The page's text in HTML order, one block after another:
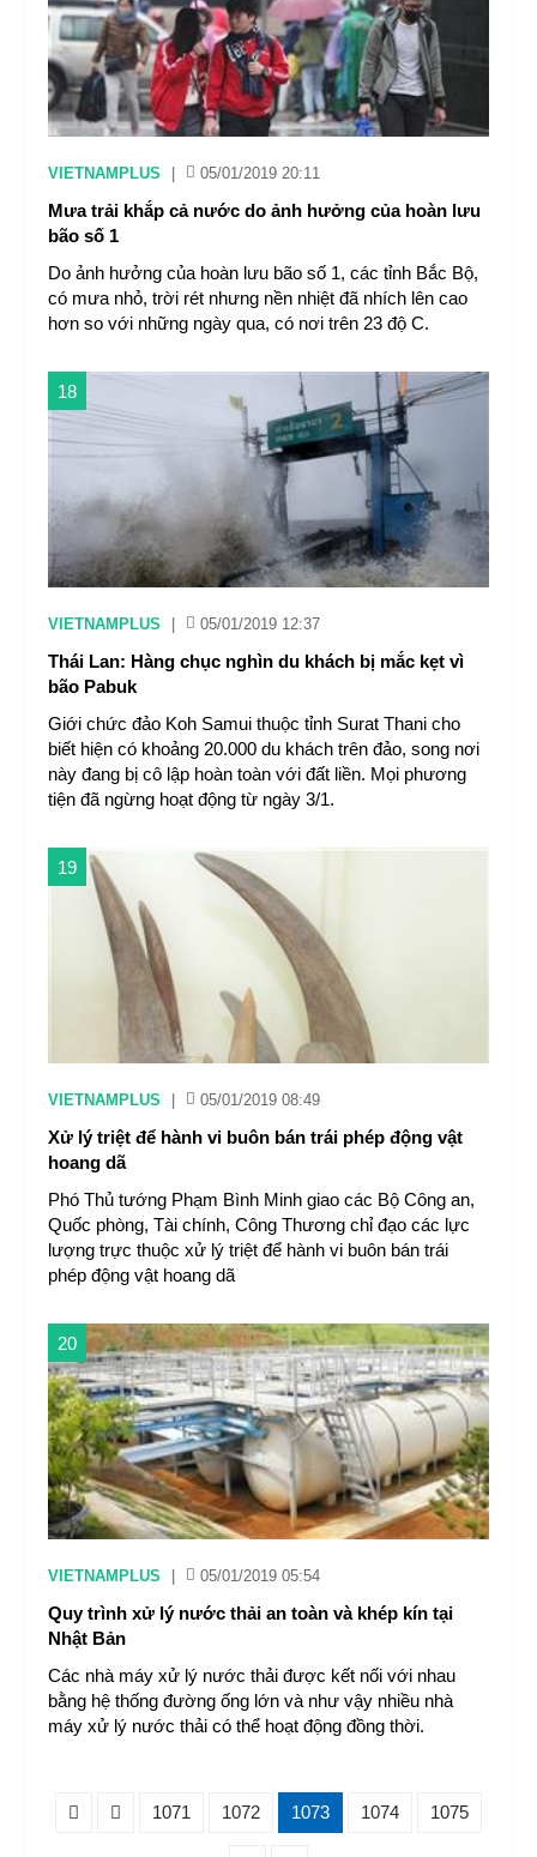
VIETNAMPLUS 05/01/2019 20:11
Mưa trải khắp cả nước do ảnh hưởng của hoàn lưu
bão số 1
Do ảnh hưởng của hoàn lưu bão số 1, các tỉnh Bắc Bộ,
có mưa nhỏ, trời rét nhưng nền nhiệt đã nhích lên cao
hơn so với những ngày qua, có nơi trên 23 độ C.
18
VIETNAMPLUS 05/01/2019 12:37
Thái Lan: Hàng chục nghìn du khách bị mắc kẹt vì
bão Pabuk
Giới chức đảo Koh Samui thuộc tỉnh Surat Thani cho
biết hiện có khoảng 20.000 du khách trên đảo, song nơi
này đang bị cô lập hoàn toàn với đất liền. Mọi phương
tiện đã ngừng hoạt động từ ngày 3/1.
19
VIETNAMPLUS 05/01/2019 08:49
Xử lý triệt để hành vi buôn bán trái phép động vật
hoang dã
Phó Thủ tướng Phạm Bình Minh giao các Bộ Công an,
Quốc phòng, Tài chính, Công Thương chỉ đạo các lực
lượng trực thuộc xử lý triệt để hành vi buôn bán trái
phép động vật hoang dã
20
VIETNAMPLUS 05/01/2019 05:54
Quy trình xử lý nước thải an toàn và khép kín tại
Nhật Bản
Các nhà máy xử lý nước thải được kết nối với nhau
bằng hệ thống đường ống lớn và như vậy nhiều nhà
máy xử lý nước thải có thể hoạt động đồng thời.
1071 1072 1073 1074 1075